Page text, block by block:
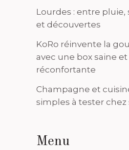
Lourdes : entre pluie,
et découvertes
KoRo réinvente la
avec une box saine et
réconfortante
Champagne et
simples à tester chez
Menu